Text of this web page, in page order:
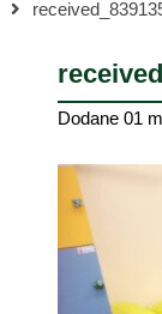
Dodane 01